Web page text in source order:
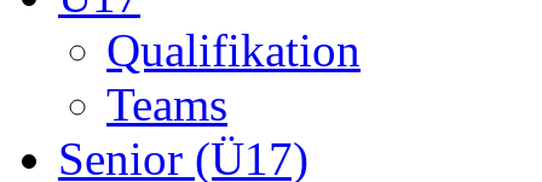
Ladies
Qualifikation u12
Qualifikation ü14